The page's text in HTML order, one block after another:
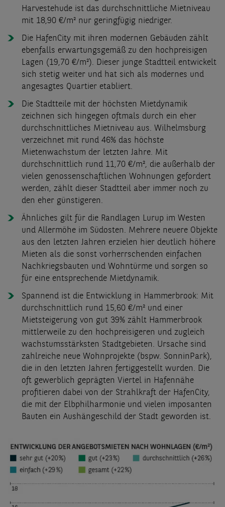
Harvestehude ist das durchschnittliche Mietniveau
mit 18,90 €/m² nur geringfügig niedriger.
Die HafenCity mit ihren modernen Gebäuden zählt
ebenfalls erwartungsgemäß zu den hochpreisigen
Lagen (19,70 €/m²). Dieser junge Stadtteil entwickelt
sich stetig weiter und hat sich als modernes und
angesagtes Quartier etabliert.
Die Stadtteile mit der höchsten Mietdynamik
zeichnen sich hingegen oftmals durch ein eher
durchschnittliches Mietniveau aus. Wilhelmsburg
verzeichnet mit rund 46% das höchste
Mietenwachstum der letzten Jahre. Mit
durchschnittlich rund 11,70 €/m², die außerhalb der
vielen genossenschaftlichen Wohnungen gefordert
werden, zählt dieser Stadtteil aber immer noch zu
den eher günstigeren.
Ähnliches gilt für die Randlagen Lurup im Westen
und Allermöhe im Südosten. Mehrere neuere Objekte
aus den letzten Jahren erzielen hier deutlich höhere
Mieten als die sonst vorherrschenden einfachen
Nachkriegsbauten und Wohntürme und sorgen so
für eine entsprechende Mietdynamik.
Spannend ist die Entwicklung in Hammerbrook: Mit
durchschnittlich rund 15,60 €/m² und einer
Mietsteigerung von gut 39% zählt Hammerbrook
mittlerweile zu den hochpreisigeren und zugleich
wachstumsstärksten Stadtgebieten. Ursache sind
zahlreiche neue Wohnprojekte (bspw. SonninPark),
die in den letzten Jahren fertiggestellt wurden. Die
oft gewerblich geprägten Viertel in Hafennähe
profitieren dabei von der Strahlkraft der HafenCity,
die mit der Elbphilharmonie und vielen imposanten
Bauten ein Aushängeschild der Stadt geworden ist.